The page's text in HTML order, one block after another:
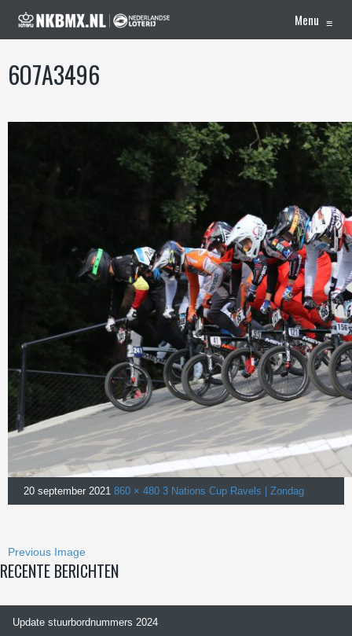
Menu ≡
6O7A3496
20 september 2021 860 × 480 3 Nations Cup Ravels | Zondag
Previous Image
RECENTE BERICHTEN
Update stuurbordnummers 2024